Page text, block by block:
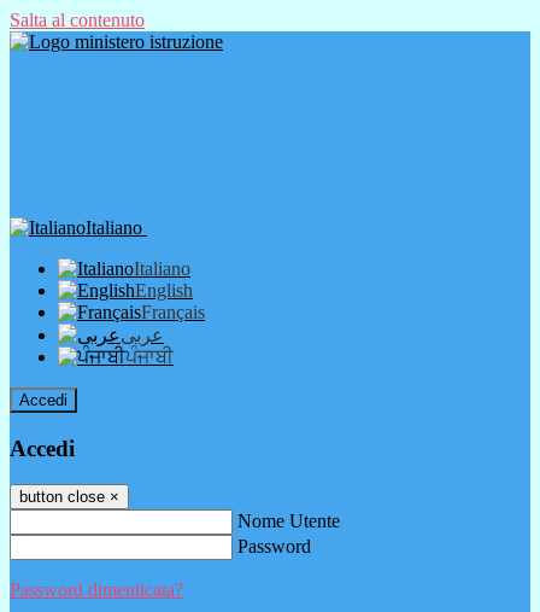
Salta al contenuto
Italiano
Italiano
English
Français
عربى
ਪੰਜਾਬੀ
Accedi
Accedi
button close ×
Nome Utente
Password
Password dimenticata?